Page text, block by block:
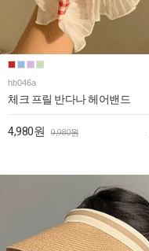
hb046a
체크 프릴 반다나 헤어밴드
4,980원 9,980원